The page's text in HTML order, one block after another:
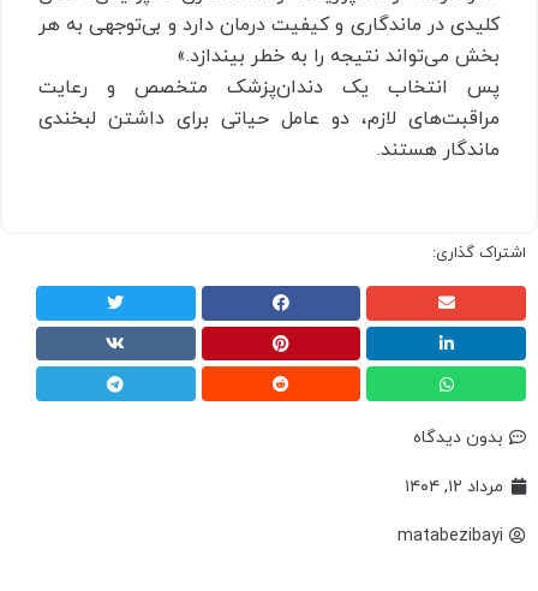
اشتراک گذاری:
بدون دیدگاه
مرداد ۱۲, ۱۴۰۴
matabezibayi
کلیدی در ماندگاری و کیفیت درمان دارد و بی‌توجهی به هر
بخش می‌تواند نتیجه را به خطر بیندازد.»
پس انتخاب یک دندان‌پزشک متخصص و رعایت
مراقبت‌های لازم، دو عامل حیاتی برای داشتن لبخندی
ماندگار هستند.